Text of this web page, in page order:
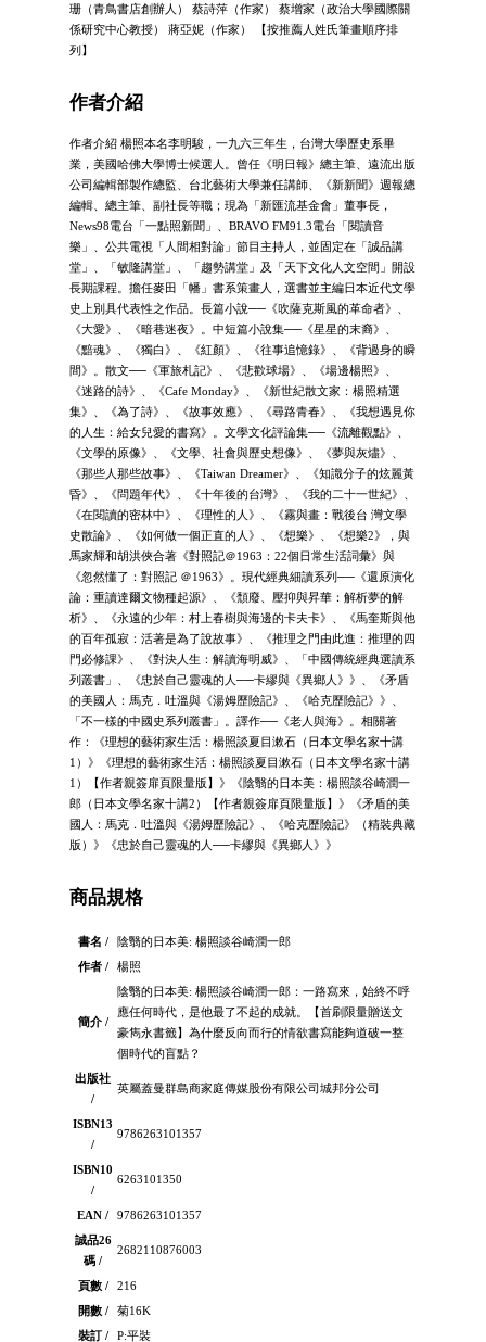
珊（青鳥書店創辦人） 蔡詩萍（作家） 蔡增家（政治大學國際關
係研究中心教授） 蔣亞妮（作家） 【按推薦人姓氏筆畫順序排
列】
作者介紹
作者介紹 楊照本名李明駿，一九六三年生，台灣大學歷史系畢
業，美國哈佛大學博士候選人。曾任《明日報》總主筆、遠流出版
公司編輯部製作總監、台北藝術大學兼任講師、《新新聞》週報總
編輯、總主筆、副社長等職；現為「新匯流基金會」董事長，
News98電台「一點照新聞」、BRAVO FM91.3電台「閱讀音
樂」、公共電視「人間相對論」節目主持人，並固定在「誠品講
堂」、「敏隆講堂」、「趨勢講堂」及「天下文化人文空間」開設
長期課程。擔任麥田「幡」書系策畫人，選書並主編日本近代文學
史上別具代表性之作品。長篇小說──《吹薩克斯風的革命者》、
《大愛》、《暗巷迷夜》。中短篇小說集──《星星的末裔》、
《黯魂》、《獨白》、《紅顏》、《往事追憶錄》、《背過身的瞬
間》。散文──《軍旅札記》、《悲歡球場》、《場邊楊照》、
《迷路的詩》、《Cafe Monday》、《新世紀散文家：楊照精選
集》、《為了詩》、《故事效應》、《尋路青春》、《我想遇見你
的人生：給女兒愛的書寫》。文學文化評論集──《流離觀點》、
《文學的原像》、《文學、社會與歷史想像》、《夢與灰燼》、
《那些人那些故事》、《Taiwan Dreamer》、《知識分子的炫麗黃
昏》、《問題年代》、《十年後的台灣》、《我的二十一世紀》、
《在閱讀的密林中》、《理性的人》、《霧與畫：戰後台 灣文學
史散論》、《如何做一個正直的人》、《想樂》、《想樂2》，與
馬家輝和胡洪俠合著《對照記＠1963：22個日常生活詞彙》與
《忽然懂了：對照記 ＠1963》。現代經典細讀系列──《還原演化
論：重讀達爾文物種起源》、《頹廢、壓抑與昇華：解析夢的解
析》、《永遠的少年：村上春樹與海邊的卡夫卡》、《馬奎斯與他
的百年孤寂：活著是為了說故事》、《推理之門由此進：推理的四
門必修課》、《對決人生：解讀海明威》、「中國傳統經典選讀系
列叢書」、《忠於自己靈魂的人──卡繆與《異鄉人》》、《矛盾
的美國人：馬克．吐溫與《湯姆歷險記》、《哈克歷險記》》、
「不一樣的中國史系列叢書」。譯作──《老人與海》。相關著
作：《理想的藝術家生活：楊照談夏目漱石（日本文學名家十講
1）》《理想的藝術家生活：楊照談夏目漱石（日本文學名家十講
1）【作者親簽扉頁限量版】》《陰翳的日本美：楊照談谷崎潤一
郎（日本文學名家十講2）【作者親簽扉頁限量版】》《矛盾的美
國人：馬克．吐溫與《湯姆歷險記》、《哈克歷險記》（精裝典藏
版）》《忠於自己靈魂的人──卡繆與《異鄉人》》
商品規格
書名 /
陰翳的日本美: 楊照談谷崎潤一郎
作者 /
楊照
簡介 /
陰翳的日本美: 楊照談谷崎潤一郎：一路寫來，始終不呼
應任何時代，是他最了不起的成就。【首刷限量贈送文
豪雋永書籤】為什麼反向而行的情欲書寫能夠道破一整
個時代的盲點？
出版社
/
英屬蓋曼群島商家庭傳媒股份有限公司城邦分公司
ISBN13
/
9786263101357
ISBN10
/
6263101350
EAN /
9786263101357
誠品26
碼 /
2682110876003
頁數 /
216
開數 /
菊16K
裝訂 /
P:平裝